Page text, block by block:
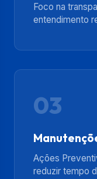
Foco na
entendimento
03
Ações
reduzir tempo